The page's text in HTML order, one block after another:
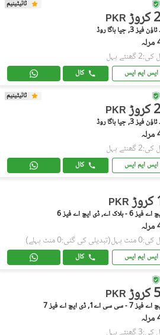
ٹائیٹینیم
PKR
3, جیا باگا روڈ
پہل
ایس ایم ایس کال
ٹائیٹینیم
PKR
3, جیا باگا روڈ
پہل
ایس ایم ایس کال
PKR
- بلاک اے, ڈی ایچ اے فیز 6
منٹ پہل (تبدیلی کی گئی:0 منٹ پہلے)
ایس ایم ایس کال
PKR
سی سی اے1, ڈی ایچ اے فیز 7